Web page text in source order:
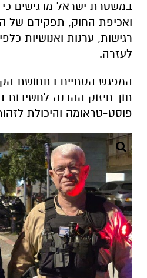
המפגש הסתיים בתחושת
תוך חיזוק ההבנה לחשיבות
פוסט-טראומה והיכולת